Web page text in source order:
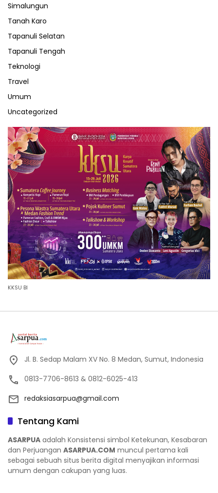
Simalungun
Tanah Karo
Tapanuli Selatan
Tapanuli Tengah
Teknologi
Travel
Umum
Uncategorized
KKSU BI
Jl. B. Sedap Malam XV No. 8 Medan, Sumut, Indonesia
0813-7706-8613 & 0812-6025-413
redaksiasarpua@gmail.com
Tentang Kami
ASARPUA adalah Konsistensi simbol Ketekunan, Kesabaran
dan Perjuangan ASARPUA.COM muncul pertama kali
sebagai sebuah situs berita digital menyajikan informasi
umum dengan cakupan yang luas.